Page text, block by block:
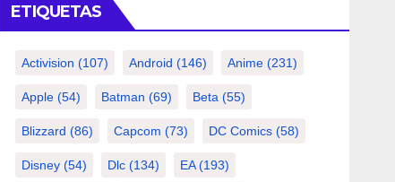
ETIQUETAS
Activision (107) Android (146) Anime (231)
Apple (54) Batman (69) Beta (55)
Blizzard (86) Capcom (73) DC Comics (58)
Disney (54) Dlc (134) EA(193)